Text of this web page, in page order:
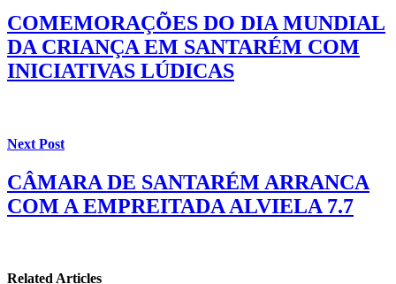
COMEMORAÇÕES DO DIA MUNDIAL
DA CRIANÇA EM SANTARÉM COM
INICIATIVAS LÚDICAS
Next Post
CÂMARA DE SANTARÉM ARRANCA
COM A EMPREITADA ALVIELA 7.7
Related Articles